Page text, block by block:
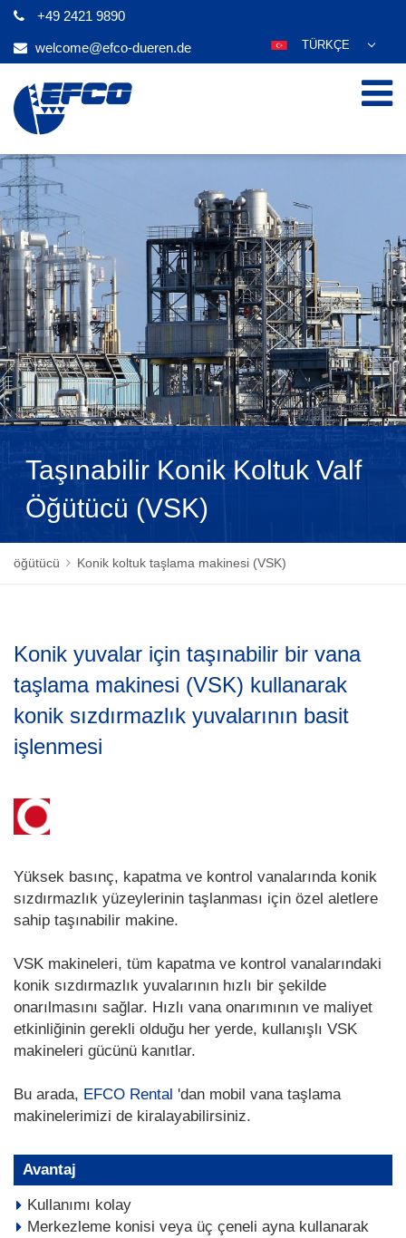
+49 2421 9890
welcome@efco-dueren.de
POLSKI
ITALIANO
عربي
한국어
日本語
ČEŠTINA
PORTUGUÊS
РУССКИЙ
TÜRKÇE
MAGYAR
NEDERLANDS
Taşınabilir Konik Koltuk Valf
Öğütücü (VSK)
öğütücü Konik koltuk taşlama makinesi (VSK)
Konik yuvalar için taşınabilir bir vana
taşlama makinesi (VSK) kullanarak
konik sızdırmazlık yuvalarının basit
işlenmesi
Yüksek basınç, kapatma ve kontrol vanalarında konik
sızdırmazlık yüzeylerinin taşlanması için özel aletlere
sahip taşınabilir makine.
VSK makineleri, tüm kapatma ve kontrol vanalarındaki
konik sızdırmazlık yuvalarının hızlı bir şekilde
onarılmasını sağlar. Hızlı vana onarımının ve maliyet
etkinliğinin gerekli olduğu her yerde, kullanışlı VSK
makineleri gücünü kanıtlar.
Bu arada, EFCO Rental 'dan mobil vana taşlama
makinelerimizi de kiralayabilirsiniz.
Avantaj
Kullanımı kolay
Merkezleme konisi veya üç çeneli ayna kullanarak